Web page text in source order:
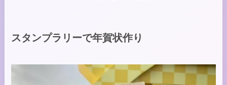
スタンプラリーで年賀状作り